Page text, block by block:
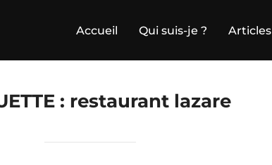
Accueil Qui suis-je ? Articles
: restaurant lazare